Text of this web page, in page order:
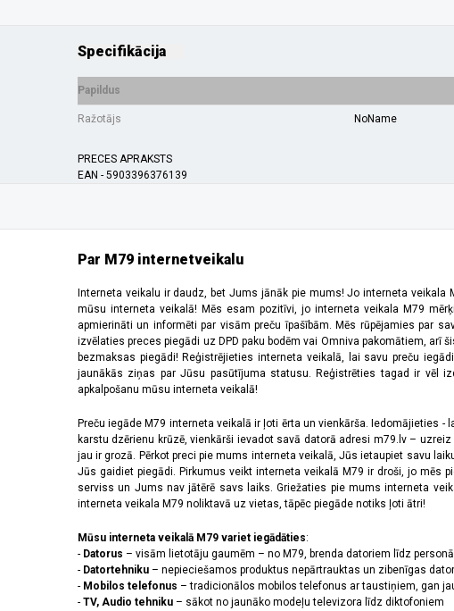
Specifikācija
Papildus
Ražotājs NoName
PRECES APRAKSTS
EAN - 5903396376139
Par M79 internetveikalu
Interneta veikalu ir daudz, bet Jums jānāk pie mums! Jo interneta
mūsu interneta veikalā! Mēs esam pozitīvi, jo interneta veikala M79
apmierināti un informēti par visām preču īpašībām. Mēs rūpējamies par
izvēlaties preces piegādi uz DPD paku bodēm vai Omniva pakomātiem,
bezmaksas piegādi! Reģistrējieties interneta veikalā, lai savu preču
jaunākās ziņas par Jūsu pasūtījuma statusu. Reģistrēties tagad ir vēl
apkalpošanu mūsu interneta veikalā!
Preču iegāde M79 interneta veikalā ir ļoti ērta un vienkārša. Iedomājieties
karstu dzērienu krūzē, vienkārši ievadot savā datorā adresi m79.lv –
jau ir grozā. Pērkot preci pie mums interneta veikalā, Jūs ietaupiet savu
Jūs gaidiet piegādi. Pirkumus veikt interneta veikalā M79 ir droši, jo
serviss un Jums nav jātērē savs laiks. Griežaties pie mums interneta
interneta veikala M79 noliktavā uz vietas, tāpēc piegāde notiks ļoti ātri!
Mūsu interneta veikalā M79 variet iegādāties:
- Datorus – visām lietotāju gaumēm – no M79, brenda datoriem līdz
- Datortehniku – nepieciešamos produktus nepārtrauktas un zibenīgas
- Mobilos telefonus – tradicionālos mobilos telefonus ar taustiņiem, gan
- TV, Audio tehniku – sākot no jaunāko modeļu televizora līdz diktofoniem